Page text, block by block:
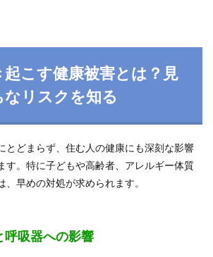
起こす健康被害とは？見
リスクを知る
とどまらず、住む人の健康にも深刻な影響
す。特に子どもや高齢者、アレルギー体質
早めの対処が求められます。
呼吸器への影響